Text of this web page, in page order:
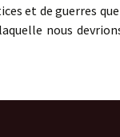
et de guerres
nous